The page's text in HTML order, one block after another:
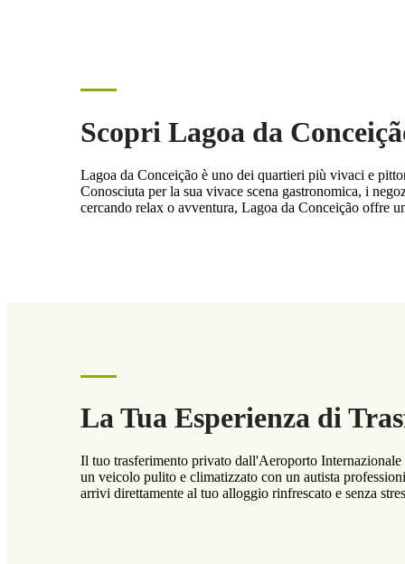
Scopri Lagoa da
Lagoa da Conceição è uno dei quartieri più vivaci e
Conosciuta per la sua vivace scena gastronomica, i
cercando relax o avventura, Lagoa da Conceição offre
La Tua Esperienza di
Il tuo trasferimento privato dall'Aeroporto
un veicolo pulito e climatizzato con un autista
arrivi direttamente al tuo alloggio rinfrescato e senza